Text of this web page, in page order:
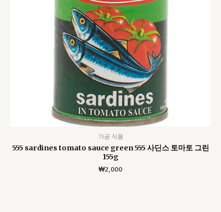
가공 식품
555 sardines tomato sauce green 555 사딘스 토마토 그린
155g
₩2,000